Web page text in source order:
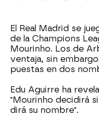
El Real Madrid se
de la Champions
Mourinho. Los de
ventaja, sin
puestas en dos
Edu Aguirre ha
"Mourinho decidirá
dirá su nombre".